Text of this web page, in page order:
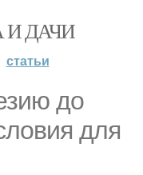
И ДАЧИ
статьи
до
для